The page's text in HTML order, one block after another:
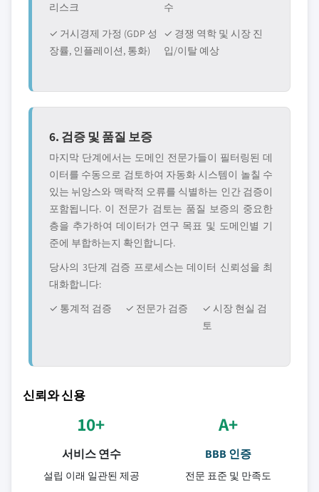
리스크
수
✓ 거시경제 가정 (GDP 성
장률, 인플레이션, 통화)
✓ 경쟁 역학 및 시장 진
입/이탈 예상
6. 검증 및 품질 보증
마지막 단계에서는 도메인 전문가들이 필터링된 데
이터를 수동으로 검토하여 자동화 시스템이 놀칠 수
있는 뉘앙스와 맥락적 오류를 식별하는 인간 검증이
포함됩니다. 이 전문가 검토는 품질 보증의 중요한
층을 추가하여 데이터가 연구 목표 및 도메인별 기
준에 부합하는지 확인합니다.
당사의 3단계 검증 프로세스는 데이터 신뢰성을 최
대화합니다:
✓ 통계적 검증
✓ 전문가 검증
✓ 시장 현실 검
토
신뢰와 신용
10+
서비스 연수
설립 이래 일관된 제공
A+
BBB 인증
전문 표준 및 만족도